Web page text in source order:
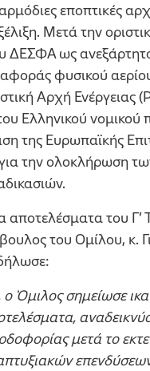
εποπτικές
Μετά την
ΔΕΣΦΑ ως
φυσικού
Αρχή Ενέργειας
Ελληνικού νομικού
της Ευρωπαϊκής
την ολοκλήρωση
αποτελέσματα του Γ’
του Ομίλου, κ.
ο Όμιλος σημείωσε
μετά το